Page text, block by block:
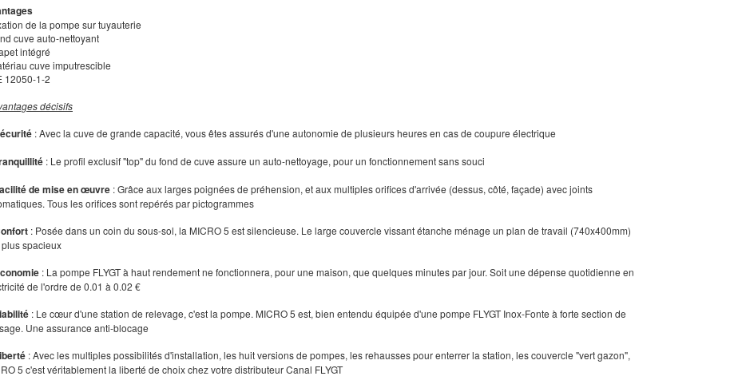
de la pompe sur tuyauterie
cuve auto-nettoyant
intégré
cuve imputrescible
12050-1-2
décisifs
: Avec la cuve de grande capacité, vous êtes assurés d'une autonomie de plusieurs heures en cas de coupure électrique
: Le profil exclusif "top" du fond de cuve assure un auto-nettoyage, pour un fonctionnement sans souci
de mise en œuvre : Grâce aux larges poignées de préhension, et aux multiples orifices d'arrivée (dessus, côté, façade) avec joints
Tous les orifices sont repérés par pictogrammes
: Posée dans un coin du sous-sol, la MICRO 5 est silencieuse. Le large couvercle vissant étanche ménage un plan de travail (740x400mm)
spacieux
: La pompe FLYGT à haut rendement ne fonctionnera, pour une maison, que quelques minutes par jour. Soit une dépense quotidienne en
de l'ordre de 0.01 à 0.02 €
: Le cœur d'une station de relevage, c'est la pompe. MICRO 5 est, bien entendu équipée d'une pompe FLYGT Inox-Fonte à forte section de
Une assurance anti-blocage
: Avec les multiples possibilités d'installation, les huit versions de pompes, les rehausses pour enterrer la station, les couvercle "vert gazon",
5 c'est véritablement la liberté de choix chez votre distributeur Canal FLYGT